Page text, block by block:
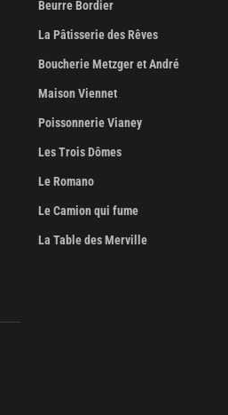
Beurre Bordier
La Pâtisserie des Rêves
Boucherie Metzger et André
Maison Viennet
Poissonnerie Vianey
Les Trois Dômes
Le Romano
Le Camion qui fume
La Table des Merville